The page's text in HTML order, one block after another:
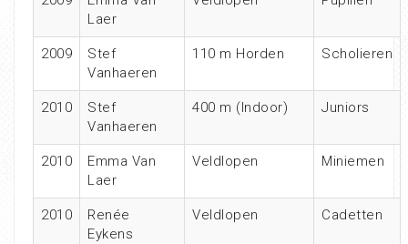
Laer
2009
Stef
Vanhaeren
110 m Horden Scholieren
2010
Stef
Vanhaeren
400 m (Indoor) Juniors
2010
Emma Van
Laer
Veldlopen Miniemen
2010
Renée
Eykens
Veldlopen Cadetten